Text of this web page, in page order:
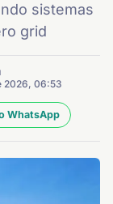
sistemas
grid
2026, 06:53
WhatsApp